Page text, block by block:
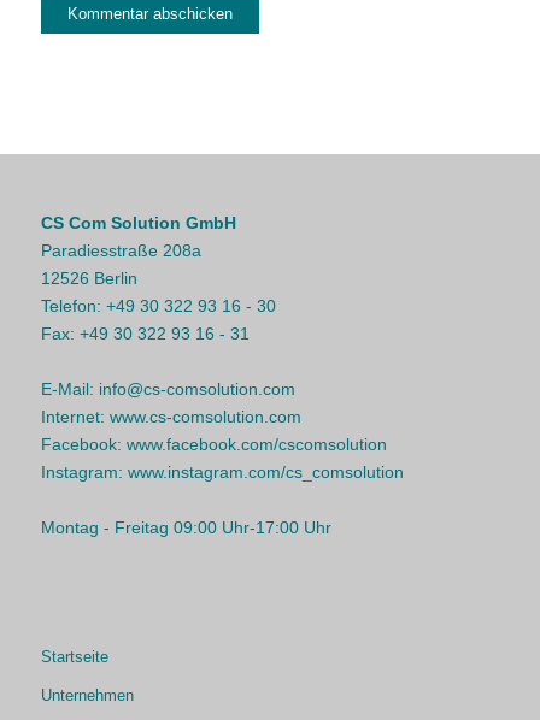
CS Com Solution GmbH
Paradiesstraße 208a
12526 Berlin
Telefon: +49 30 322 93 16 - 30
Fax: +49 30 322 93 16 - 31
E-Mail: info@cs-comsolution.com
Internet: www.cs-comsolution.com
Facebook: www.facebook.com/cscomsolution
Instagram: www.instagram.com/cs_comsolution
Montag - Freitag 09:00 Uhr-17:00 Uhr
Startseite
Unternehmen